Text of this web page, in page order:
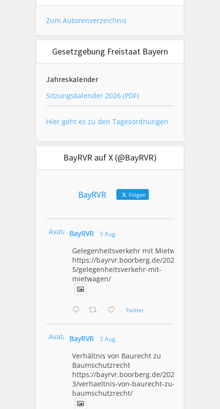
Zum Autorenverzeichnis
Gesetzgebung Freistaat Bayern
Jahreskalender
Sitzungskalender 2026 (PDF)
Hier geht es zu den Tagesordnungen
BayRVR auf X (@BayRVR)
BayRVR Folgen
Avatar BayRVR 5 Aug.
Gelegenheitsverkehr mit Mietwagen
https://bayrvr.boorberg.de/2026/08/0
5/gelegenheitsverkehr-mit-
mietwagen/
Twitter
Avatar BayRVR 3 Aug.
Verhältnis von Baurecht zu
Baumschutzrecht
https://bayrvr.boorberg.de/2026/08/0
3/verhaeltnis-von-baurecht-zu-
baumschutzrecht/